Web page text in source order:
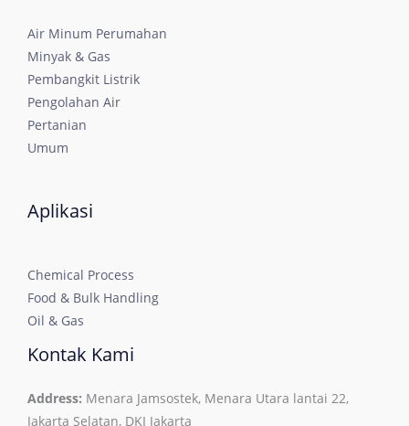
Air Minum Perumahan
Minyak & Gas
Pembangkit Listrik
Pengolahan Air
Pertanian
Umum
Aplikasi
Chemical Process
Food & Bulk Handling
Oil & Gas
Kontak Kami
Address: Menara Jamsostek, Menara Utara lantai 22,
Jakarta Selatan, DKI Jakarta